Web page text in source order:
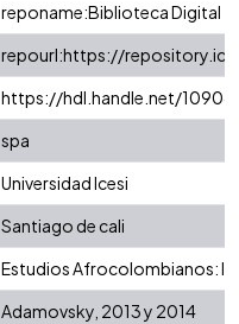
reponame:Biblioteca Digital
repourl:https://
https://hdl.handle.net/
spa
Universidad Icesi
Santiago de cali
Estudios Afrocolombianos:
Adamovsky, 2013 y 2014